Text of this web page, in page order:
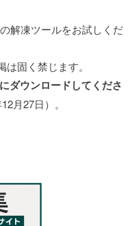
解凍ツールをお試しくだ
固く禁じます。
ダウンロードしてくださ
月27日）。